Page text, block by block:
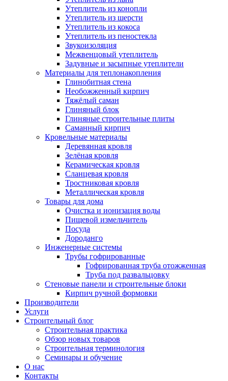
Утеплитель из конопли
Утеплитель из шерсти
Утеплитель из кокоса
Утеплитель из пеностекла
Звукоизоляция
Межвенцовый утеплитель
Задувные и засыпные утеплители
Материалы для теплонакопления
Глинобитная стена
Необожженный кирпич
Тяжёлый саман
Глиняный блок
Глиняные строительные плиты
Саманный кирпич
Кровельные материалы
Деревянная кровля
Зелёная кровля
Керамическая кровля
Сланцевая кровля
Тростниковая кровля
Металлическая кровля
Товары для дома
Очистка и ионизация воды
Пищевой измельчитель
Посуда
Дороданго
Инженерные системы
Трубы гофрированные
Гофрированная труба отожженная
Труба под развальцовку
Стеновые панели и строительные блоки
Кирпич ручной формовки
Производители
Услуги
Строительный блог
Строительная практика
Обзор новых товаров
Строительная терминология
Семинары и обучение
О нас
Контакты